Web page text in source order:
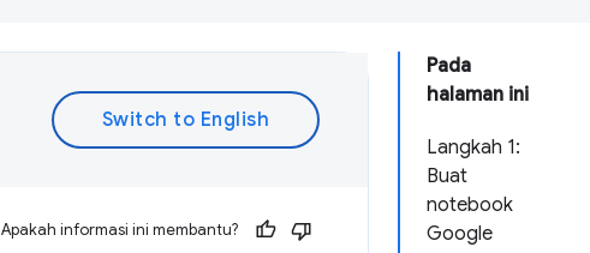
Pada
halaman ini
Langkah 1:
Buat
notebook
Google
Apakah informasi ini membantu?